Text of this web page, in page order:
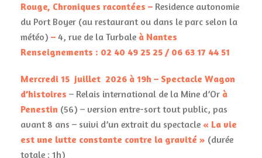
Rouge, Chroniques racontées – Residence autonomie
du Port Boyer (au restaurant ou dans le parc selon la
météo) – 4, rue de la Turbale à Nantes
Renseignements : 02 40 49 25 25 / 06 63 17 44 51
Mercredi 15 juillet 2026 à 19h – Spectacle Wagon
d’histoires – Relais international de la Mine d’Or à
Penestin (56) – version entre-sort tout public, pas
avant 8 ans – suivi d’un extrait du spectacle « La vie
est une lutte constante contre la gravité » (durée
totale : 1h)